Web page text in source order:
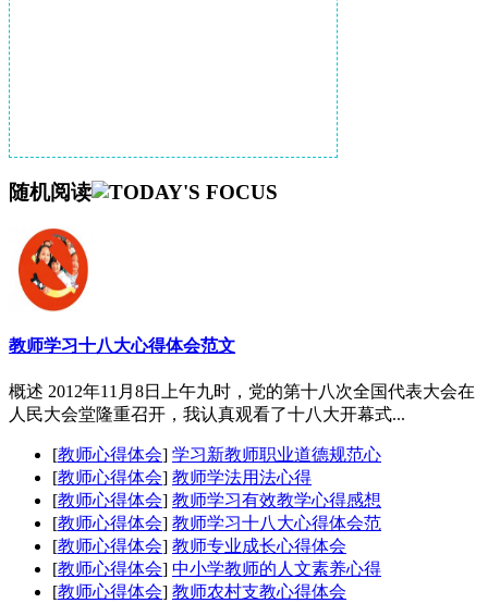
随机阅读
教师学习十八大心得体会范文
概述 2012年11月8日上午九时，党的第十八次全国代表大会在
人民大会堂隆重召开，我认真观看了十八大开幕式...
[教师心得体会] 学习新教师职业道德规范心
[教师心得体会] 教师学法用法心得
[教师心得体会] 教师学习有效教学心得感想
[教师心得体会] 教师学习十八大心得体会范
[教师心得体会] 教师专业成长心得体会
[教师心得体会] 中小学教师的人文素养心得
[教师心得体会] 教师农村支教心得体会